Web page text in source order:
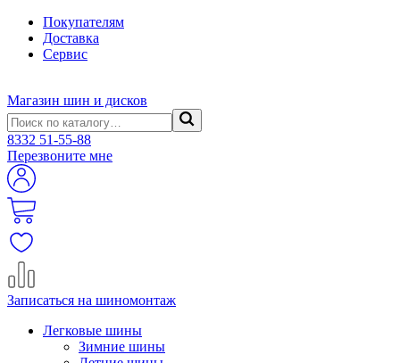
Покупателям
Доставка
Сервис
Магазин шин и дисков
8332 51-55-88
Перезвоните мне
Записаться на шиномонтаж
Легковые шины
Зимние шины